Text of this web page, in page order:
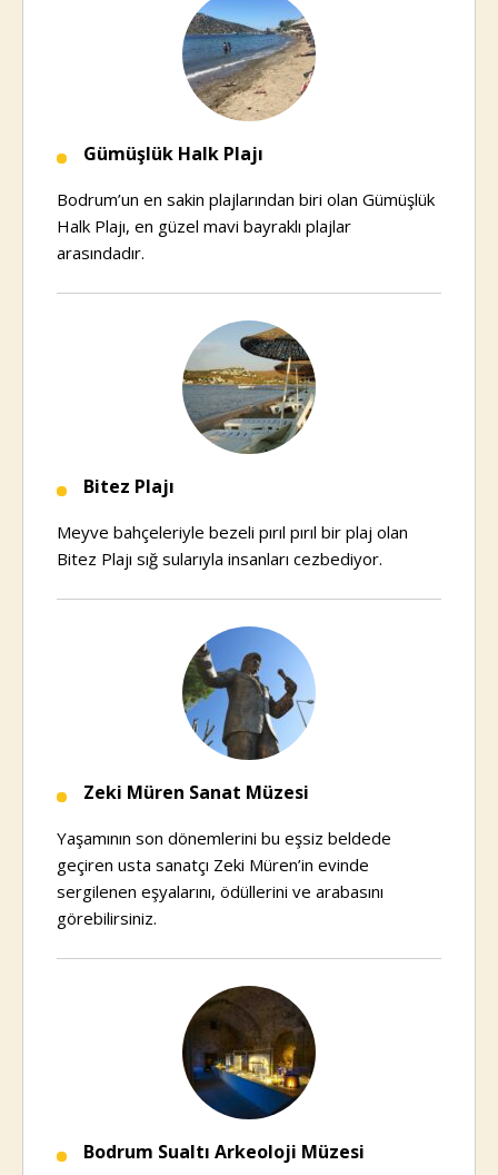
Gümüşlük Halk Plajı
Bodrum’un en sakin plajlarından biri olan Gümüşlük
Halk Plajı, en güzel mavi bayraklı plajlar
arasındadır.
Bitez Plajı
Meyve bahçeleriyle bezeli pırıl pırıl bir plaj olan
Bitez Plajı sığ sularıyla insanları cezbediyor.
Zeki Müren Sanat Müzesi
Yaşamının son dönemlerini bu eşsiz beldede
geçiren usta sanatçı Zeki Müren’in evinde
sergilenen eşyalarını, ödüllerini ve arabasını
görebilirsiniz.
Bodrum Sualtı Arkeoloji Müzesi